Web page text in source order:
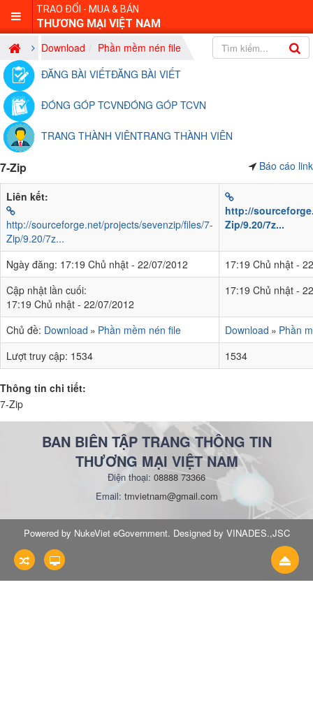
TRAO ĐỔI - MUA & BÁN
THƯƠNG MẠI VIỆT NAM
Download
Phần mềm nén file
ĐĂNG BÀI VIẾTĐĂNG BÀI VIẾT
ĐÓNG GÓP TCVNĐÓNG GÓP TCVN
TRANG THÀNH VIÊNTRANG THÀNH VIÊN
Báo cáo link
7-Zip
Liên kết:
http://sourceforge.net/projects/sevenzip/files/7-
Zip/9.20/7z...
http://
Zip/9.20/7z...
Ngày đăng: 17:19 Chủ nhật - 22/07/2012
17:19 Chủ nhật -
Cập nhật lần cuối:
17:19 Chủ nhật - 22/07/2012
17:19 Chủ nhật -
Chủ đề: Download Phần mềm nén file Download
Phần
Lượt truy cập: 1534 1534
Thông tin chi tiết:
7-Zip
BAN BIÊN TẬP TRANG THÔNG TIN
THƯƠNG MẠI VIỆT NAM
Điện thoại: 08888 73366
Email: tmvietnam@gmail.com
Powered by NukeViet eGovernment. Designed by VINADES.,JSC